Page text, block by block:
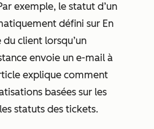
exemple, le statut d’un
défini sur En
du client lorsqu’un
envoie un e-mail à
explique comment
basées sur les
statuts des tickets.